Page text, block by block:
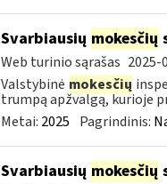
Svarbiausių mokesčių
Web turinio sąrašas 2025-
Valstybinė mokesčių
trumpą apžvalgą, kurioje
Metai: 2025 Pagrindinis:
Svarbiausių mokesčių